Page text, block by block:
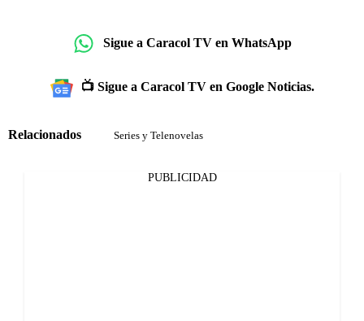
Sigue a Caracol TV en WhatsApp
📺 Sigue a Caracol TV en Google Noticias.
Relacionados Series y Telenovelas
PUBLICIDAD